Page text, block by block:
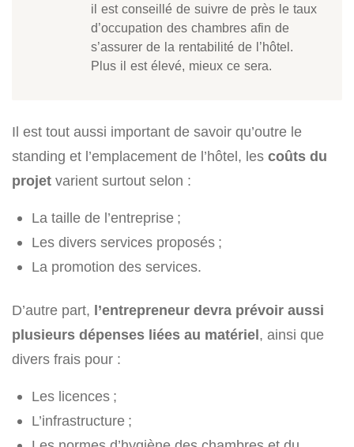
il est conseillé de suivre de près le taux
d’occupation des chambres afin de
s’assurer de la rentabilité de l’hôtel.
Plus il est élevé, mieux ce sera.
Il est tout aussi important de savoir qu’outre le
standing et l’emplacement de l’hôtel, les coûts du
projet varient surtout selon :
La taille de l’entreprise ;
Les divers services proposés ;
La promotion des services.
D’autre part, l’entrepreneur devra prévoir aussi
plusieurs dépenses liées au matériel, ainsi que
divers frais pour :
Les licences ;
L’infrastructure ;